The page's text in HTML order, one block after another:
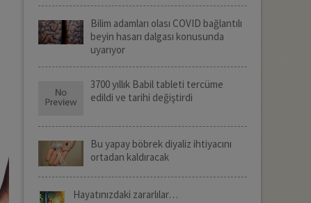
Bilim adamları olası COVID bağlantılı
beyin hasarı dalgası konusunda
uyarıyor
3700 yıllık Babil tableti tercüme
edildi ve tarihi değiştirdi
Bu yapay böbrek diyaliz ihtiyacını
ortadan kaldıracak
Hayatınızdaki zararlılar…